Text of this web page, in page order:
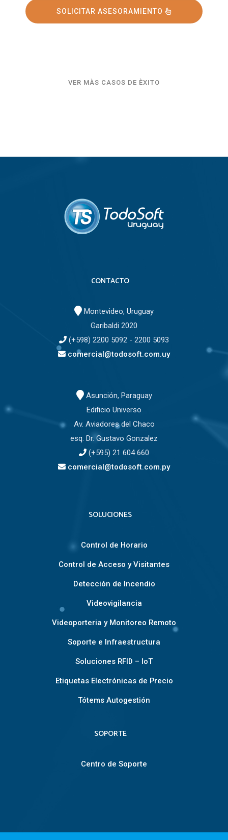
SOLICITAR ASESORAMIENTO
VER MÀS CASOS DE ÈXITO
CONTACTO
Montevideo, Uruguay
Garibaldi 2020
(+598) 2200 5092 - 2200 5093
comercial@todosoft.com.uy
Asunción, Paraguay
Edificio Universo
Av. Aviadores del Chaco
esq. Dr. Gustavo Gonzalez
(+595) 21 604 660
comercial@todosoft.com.py
SOLUCIONES
Control de Horario
Control de Acceso y Visitantes
Detección de Incendio
Videovigilancia
Videoporteria y Monitoreo Remoto
Soporte e Infraestructura
Soluciones RFID – IoT
Etiquetas Electrónicas de Precio
Tótems Autogestión
SOPORTE
Centro de Soporte